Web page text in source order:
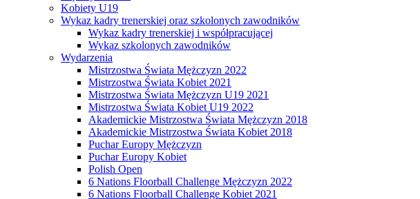
Kobiety U19
Wykaz kadry trenerskiej oraz szkolonych zawodników
Wykaz kadry trenerskiej i współpracującej
Wykaz szkolonych zawodników
Wydarzenia
Mistrzostwa Świata Mężczyzn 2022
Mistrzostwa Świata Kobiet 2021
Mistrzostwa Świata Mężczyzn U19 2021
Mistrzostwa Świata Kobiet U19 2022
Akademickie Mistrzostwa Świata Mężczyzn 2018
Akademickie Mistrzostwa Świata Kobiet 2018
Puchar Europy Mężczyzn
Puchar Europy Kobiet
Polish Open
6 Nations Floorball Challenge Mężczyzn 2022
6 Nations Floorball Challenge Kobiet 2021